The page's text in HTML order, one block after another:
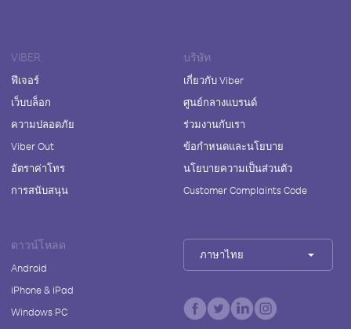
VIBER
ฟีเจอร์
เว็บบล็อก
ความปลอดภัย
Viber Out
อัตราค่าโทร
การสนับสนุน
บริษัท
เกี่ยวกับ Viber
ศูนย์กลางแบรนด์
ร่วมงานกับเรา
ข้อกำหนดและนโยบาย
นโยบายความเป็นส่วนตัว
Customer Complaints Code
ดาวน์โหลด
Android
iPhone & iPad
Windows PC
ภาษาไทย